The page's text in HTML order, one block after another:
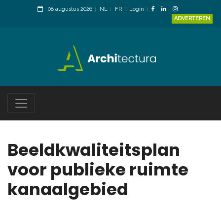
08 augustus 2026 NL FR
Login
ADVERTEREN
Beeldkwaliteitsplan
voor publieke ruimte
kanaalgebied